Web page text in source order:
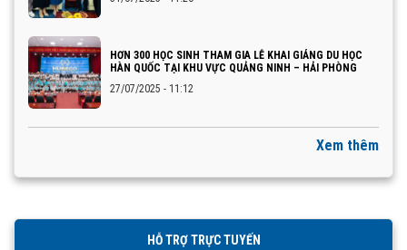
HƠN 300 HỌC SINH THAM GIA LỄ KHAI GIẢNG DU HỌC
HÀN QUỐC TẠI KHU VỰC QUẢNG NINH – HẢI PHÒNG
27/07/2025 - 11:12
Xem thêm
HỖ TRỢ TRỰC TUYẾN